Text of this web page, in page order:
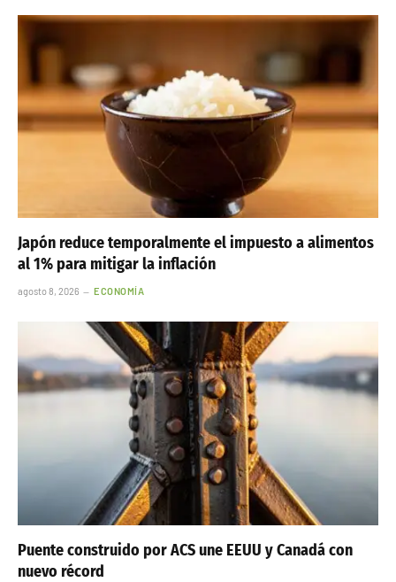
Japón reduce temporalmente el impuesto a alimentos
al 1% para mitigar la inflación
agosto 8, 2026 ECONOMÍA
Puente construido por ACS une EEUU y Canadá con
nuevo récord